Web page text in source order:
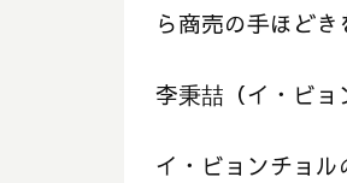
ら商売の手ほどき
李秉喆（イ・ビョ
イ・ビョンチョル